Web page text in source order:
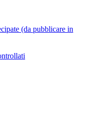
(da pubblicare in